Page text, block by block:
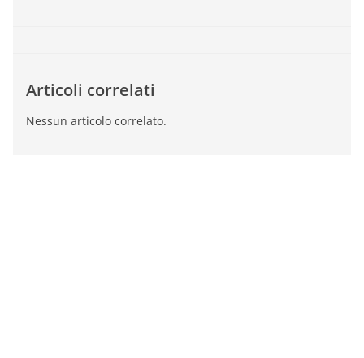
Articoli correlati
Nessun articolo correlato.